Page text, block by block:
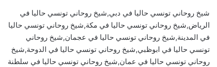
شيخ روحاني تونسي حاليا في دبي,شيخ روحاني تونسي حاليا في
الرياض,شيخ روحاني تونسي حاليا في مكة,شيخ روحاني تونسي حاليا
في المدينة,شيخ روحاني تونسي حاليا في عجمان,شيخ روحاني
تونسي حاليا في ابوظبي,شيخ روحاني تونسي حاليا في الدوحة,شيخ
روحاني تونسي حاليا في عمان,شيخ روحاني تونسي حاليا في سلطنة